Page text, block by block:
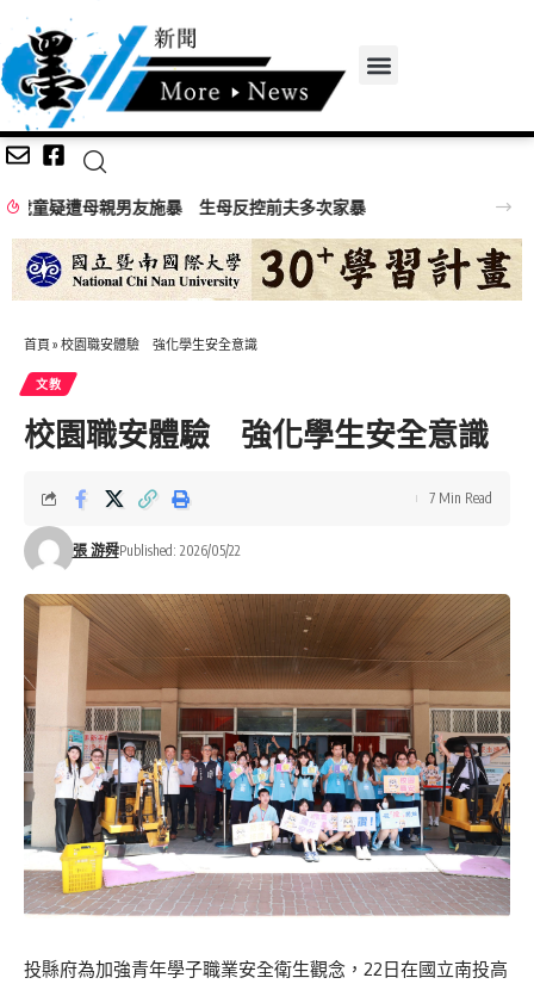
嘉義無人機競賽登場 73隊挑戰穿越賽與無人機足球
首頁 » 校園職安體驗 強化學生安全意識
文教
校園職安體驗 強化學生安全意識
張 游舜Published: 2026/05/22
7 Min Read
投縣府為加強青年學子職業安全衛生觀念，22日在國立南投高